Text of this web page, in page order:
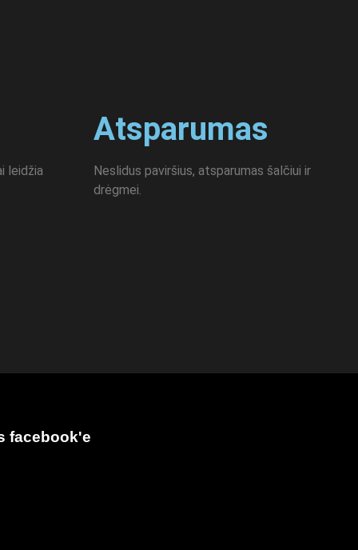
leidžia
Atsparumas
Neslidus paviršius, atsparumas šalčiui ir
drėgmei.
facebook'e